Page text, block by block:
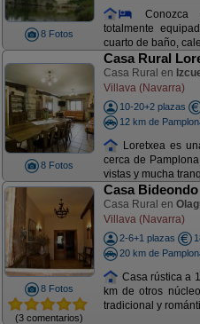
8 Fotos
Conozca
totalmente
cuarto de baño,
8 Fotos
Casa Rural
Casa Rural en
Villava (Navarra)
10-20+2 plazas
12 km de
Loretxea es
cerca de
vistas y mucha
8 Fotos
(3 comentarios)
Casa Bideondo
Casa Rural en
Villava (Navarra)
2-6+1 plazas
20 km de
Casa rústica a
km de otros
tradicional y